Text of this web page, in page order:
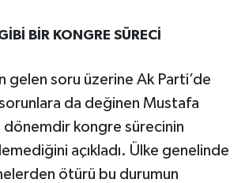
BİR KONGRE SÜRECİ
gelen soru üzerine Ak Parti’de
da değinen Mustafa
kongre sürecinin
açıkladı. Ülke genelinde
ötürü bu durumun